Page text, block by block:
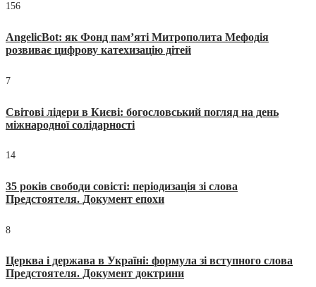
156
AngelicBot: як Фонд пам’яті Митрополита Мефодія
розвиває цифрову катехизацію дітей
7
Світові лідери в Києві: богословський погляд на день
міжнародної солідарності
14
35 років свободи совісті: періодизація зі слова
Предстоятеля. Документ епохи
8
Церква і держава в Україні: формула зі вступного слова
Предстоятеля. Документ доктрини